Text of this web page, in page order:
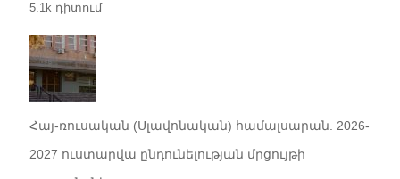
5.1k դիտում
Հայ-ռուսական (Սլավոնական) համալսարան. 2026-
2027 ուստարվա ընդունելության մրցույթի